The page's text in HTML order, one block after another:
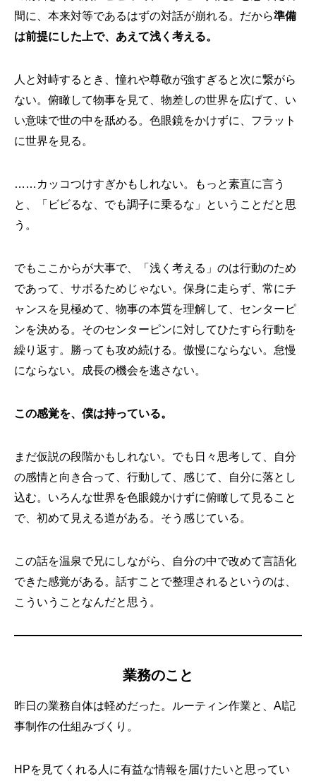
間に、本来対等であるはずの対話が崩れる。だから準備
は前提にした上で、あえて浅く考える。
人と対峙するとき、憧れや尊敬が強すぎると次に繋がら
ない。俯瞰して物事を見て、物差しの世界を広げて、い
い意味で世の中を舐める。色眼鏡をかけずに、フラット
に世界を見る。
……カッコつけすぎかもしれない。もっと素直に言う
と、「ビビるな、でも調子に乗るな」ということだと思
う。
でもここからが大事で、「浅く考える」のは行動のため
であって、サボるためじゃない。保身に走らず、常にチ
ャンスを見極めて、物事の本質を理解して、センターピ
ンを決める。そのセンターピンに対してひたすら行動を
繰り返す。勝っても攻め続ける。傲慢にならない。怠慢
にならない。成長の機会を逃さない。
この感覚を、僕は持っている。
まだ仮説の段階かもしれない。でも日々思考して、自分
の感情と向き合って、行動して、感じて、自分に落とし
込む。いろんな世界を色眼鏡かけずに俯瞰して見ること
で、初めて見える道がある。そう感じている。
この話を温泉で兄にしながら、自分の中で改めて言語化
できた感覚がある。話すことで整理されるというのは、
こういうことなんだと思う。
業務のこと
昨日の業務自体は軽めだった。ルーティン作業と、AI記
事制作の仕組みづくり。
HPを見てくれる人に有益な情報を届けたいと思ってい